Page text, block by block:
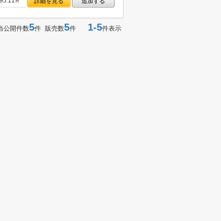
公開件数5件 販売数5件 1-5件表示